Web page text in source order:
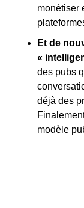
monétiser
Et de
«
des pubs
déjà des
modèle